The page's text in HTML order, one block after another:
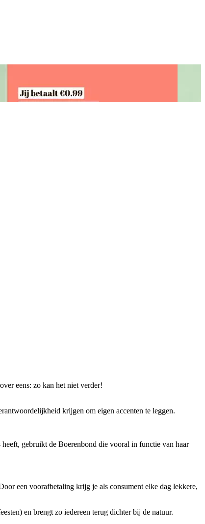
eens: zo kan het niet verder!
krijgen om eigen accenten te leggen.
gebruikt de Boerenbond die vooral in functie van haar
een voorafbetaling krijg je als consument elke dag lekkere,
en brengt zo iedereen terug dichter bij de natuur.